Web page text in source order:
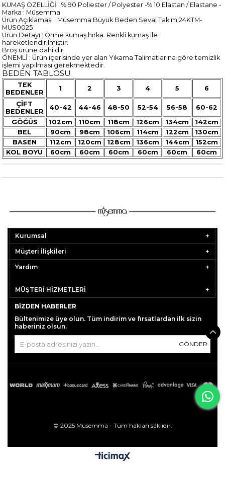
KUMAŞ ÖZELLİĞİ : % 90 Poliester / Polyester -% 10 Elastan / Elastane -
Marka : Müsemma
Ürün Açıklaması : Müsemma Büyük Beden Seval Takım 24KTM-
MUS0025
Ürün Detayı : Örme kumaş hırka. Renkli kumaş ile
hareketlendirilmiştir.
Broş ürüne dahildir.
ÖNEMLİ : Ürün içerisinde yer alan Yıkama Talimatlarına göre temizlik
işlemi yapılması gerekmektedir.
BEDEN TABLOSU
TEK
BEDENLER
1 2 3 4 5 6
ÇİFT
BEDENLER
40-42 44-46 48-50 52-54 56-58
60-62
GÖĞÜS
102cm 110cm 118cm 126cm 134cm
142cm
BEL
90cm 98cm 106cm 114cm 122cm
130cm
BASEN
112cm 120cm 128cm 136cm 144cm
152cm
KOL BOYU
60cm 60cm 60cm 60cm 60cm 60cm
Kurumsal
Müşteri İlişkileri
Yardım
MÜŞTERİ HİZMETLERİ
BIZDEN HABERLER
Bültenimize üye olun. Tüm indirim ve fırsatlardan ilk sizin
haberiniz olsun.
GÖNDER
© 2025 Müsemma - Tüm hakları saklıdır.